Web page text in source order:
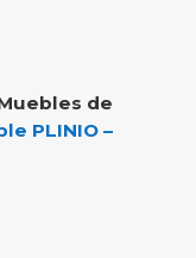
de
PLINIO –